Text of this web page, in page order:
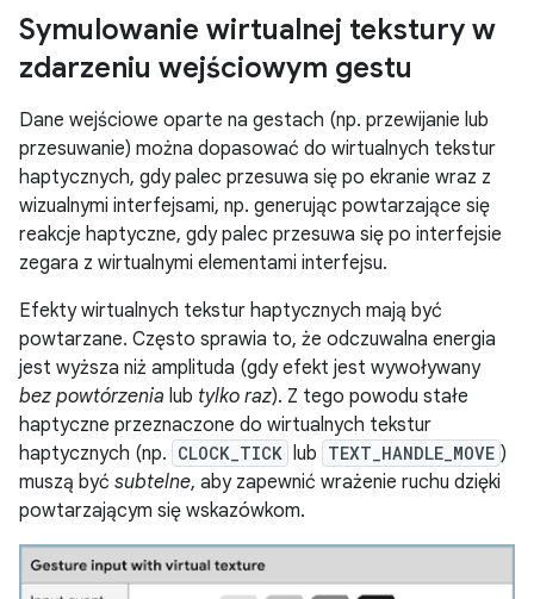
Symulowanie wirtualnej tekstury w
zdarzeniu wejściowym gestu
Dane wejściowe oparte na gestach (np. przewijanie lub
przesuwanie) można dopasować do wirtualnych tekstur
haptycznych, gdy palec przesuwa się po ekranie wraz z
wizualnymi interfejsami, np. generując powtarzające się
reakcje haptyczne, gdy palec przesuwa się po interfejsie
zegara z wirtualnymi elementami interfejsu.
Efekty wirtualnych tekstur haptycznych mają być
powtarzane. Często sprawia to, że odczuwalna energia
jest wyższa niż amplituda (gdy efekt jest wywoływany
bez powtórzenia lub tylko raz). Z tego powodu stałe
haptyczne przeznaczone do wirtualnych tekstur
haptycznych (np. CLOCK_TICK lub TEXT_HANDLE_MOVE )
muszą być subtelne, aby zapewnić wrażenie ruchu dzięki
powtarzającym się wskazówkom.